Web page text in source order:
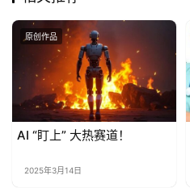
原创作品
AI “盯上” 大热赛道！
2025年3月14日